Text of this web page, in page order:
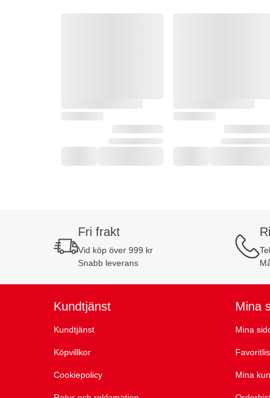
Fri frakt
Vid köp över 999 kr
Snabb leverans
Kundtjänst
Kundtjänst
Köpvillkor
Cookiepolicy
Mina
Mina
Mina